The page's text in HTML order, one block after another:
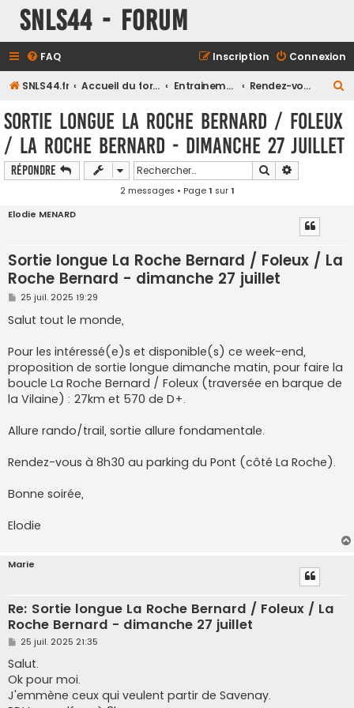
SNLS44 - Forum
FAQ Connexion
Inscription
SNLS44.fr Accueil du forum Entrainements Rendez-vous des sorties libres
Sortie longue La Roche Bernard / Foleux
/ La Roche Bernard - dimanche 27 juillet
Répondre Rechercher
2 messages • Page1 sur1
Elodie MENARD
Sortie longue La Roche Bernard / Foleux / La
Roche Bernard - dimanche 27 juillet
M
s
s
g
e
25 juil. 2025 19:29
Salut tout le monde,
Pour les intéressé(e)s et disponible(s) ce week-end,
proposition de sortie longue dimanche matin, pour faire la
boucle La Roche Bernard / Foleux (traversée en barque de
la Vilaine) : 27km et 570 de D+.
Allure rando/trail, sortie allure fondamentale.
Rendez-vous à 8h30 au parking du Pont (côté La Roche).
Bonne soirée,
Elodie
Marie
Re: Sortie longue La Roche Bernard / Foleux / La
Roche Bernard - dimanche 27 juillet
M
s
s
a
g
e
25 juil. 2025 21:35
Salut.
Ok pour moi.
J'emmène ceux qui veulent partir de Savenay.